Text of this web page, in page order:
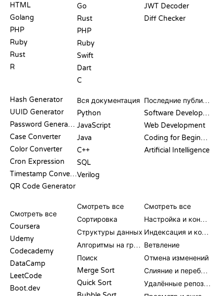
HTML
Golang
PHP
Ruby
Rust
R
Go
Rust
PHP
Ruby
Swift
Dart
C
JWT Decoder
Diff Checker
Hash Generator
UUID Generator
Password Generator
Case Converter
Color Converter
Cron Expression
Timestamp Converter
QR Code Generator
Вся документация
Python
JavaScript
Java
C++
SQL
Verilog
Последние публикации
Software Development
Web Development
Coding for Beginners
Artificial Intelligence
Смотреть все
Coursera
Udemy
Codecademy
DataCamp
LeetCode
Boot.dev
Смотреть все
Сортировка
Структуры данных
Алгоритмы на графах
Поиск
Merge Sort
Quick Sort
Смотреть все
Настройка и конфигурация
Индексация и коммит
Ветвление
Отмена изменений
Слияние и перебазирование
Удалённые репозитории